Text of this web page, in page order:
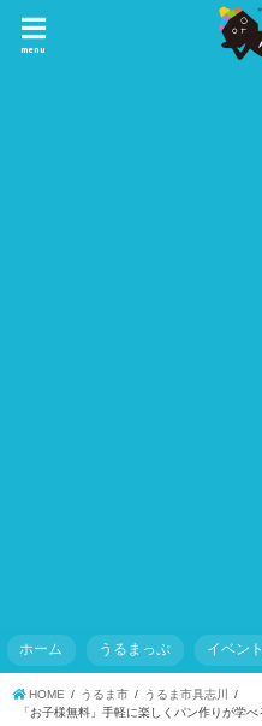
menu
ホーム うるまっぷ イベン
HOME うるま市
うるま市具志川
「お子様無料」手軽に楽しくパン作りが学